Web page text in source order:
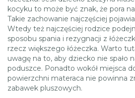
kocyku to może być znak, że pora
Takie zachowanie najczęściej
Wtedy też najczęściej rodzice
sposobu spania i rezygnacji z
rzecz większego łóżeczka. Warto
uwagę na to, aby dziecko nie spało
poduszce. Ponadto wokół miejsca
powierzchni materaca nie powinna
zabawek pluszowych.